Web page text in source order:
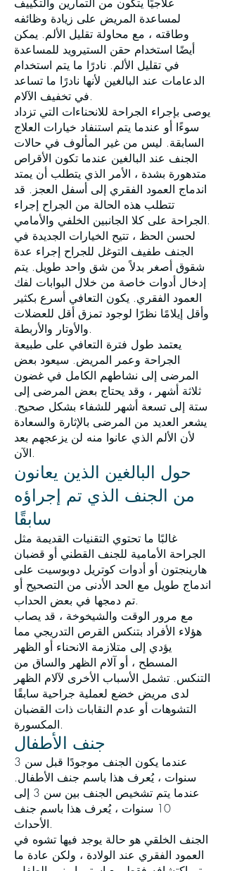
لمساعدة المريض على زيادة وظائفه
وطاقته ، مع محاولة تقليل الألم. يمكن
أيضًا استخدام حقن الستيرويد للمساعدة
في تقليل الألم. نادرًا ما يتم استخدام
الدعامات عند البالغين لأنها نادرًا ما تساعد
في تخفيف الآلام.
يوصى بإجراء الجراحة للانحناءات التي تزداد
سوءًا أو عندما يتم استنفاد خيارات العلاج
السابقة. ليس من غير المألوف في حالات
الجنف عند البالغين عندما تكون الأقراص
متدهورة بشدة ، الأمر الذي يتطلب أن يمتد
اندماج العمود الفقري إلى أسفل العجز. قد
تتطلب هذه الحالة من الجراح إجراء
الجراحة على كلا الجانبين الخلفي والأمامي.
لحسن الحظ ، تتيح الخيارات الجديدة في
الجنف طفيف التوغل للجراح إجراء عدة
شقوق أصغر بدلاً من شق واحد طويل. يتم
إدخال أدوات خاصة من خلال البوابات لفك
العمود الفقري. يكون التعافي أسرع بكثير
وأقل إيلامًا نظرًا لوجود تمزق أقل للعضلات
والأوتار والأربطة.
يعتمد طول فترة التعافي على طبيعة
الجراحة وعمر المريض. سيعود بعض
المرضى إلى نشاطهم الكامل في غضون
ثلاثة أشهر ، وقد يحتاج بعض المرضى إلى
ستة إلى تسعة أشهر للشفاء بشكل صحيح.
يشعر العديد من المرضى بالإثارة والسعادة
لأن الألم الذي عانوا منه لن يزعجهم بعد
الآن.
حول البالغين الذين يعانون
من الجنف الذي تم إجراؤه
سابقًا
غالبًا ما تحتوي التقنيات القديمة مثل
الجراحة الأمامية للجنف القطني أو قضبان
هارينجتون أو أدوات كوتريل دوبوسيت على
اندماج طويل مع الحد الأدنى من التصحيح أو
تم دمجها في بعض الحداب.
مع مرور الوقت والشيخوخة ، قد يصاب
هؤلاء الأفراد بتنكس القرص التدريجي مما
يؤدي إلى متلازمة الانحناء أو الظهر
المسطح ، أو آلام الظهر والساق من
التنكس. تشمل الأسباب الأخرى لآلام الظهر
لدى مريض خضع لعملية جراحية سابقًا
التشوهات أو عدم النقابات ذات القضبان
المكسورة.
جنف الأطفال
عندما يكون الجنف موجودًا قبل سن 3
سنوات ، يُعرف هذا باسم جنف الأطفال.
عندما يتم تشخيص الجنف بين سن 3 إلى
10 سنوات ، يُعرف هذا باسم جنف
الأحداث.
الجنف الخلقي هو حالة يوجد فيها تشوه في
العمود الفقري عند الولادة ، ولكن عادة ما